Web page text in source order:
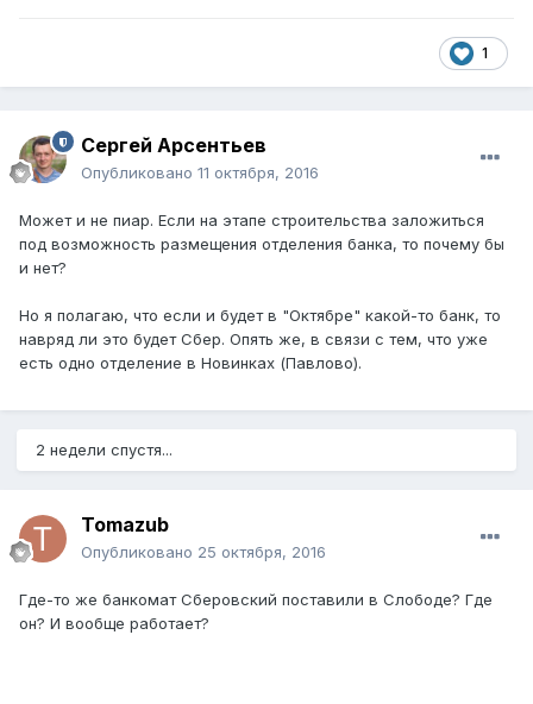
1
Сергей Арсентьев
Опубликовано 11 октября, 2016
Может и не пиар. Если на этапе строительства заложиться
под возможность размещения отделения банка, то почему бы
и нет?
Но я полагаю, что если и будет в "Октябре" какой-то банк, то
навряд ли это будет Сбер. Опять же, в связи с тем, что уже
есть одно отделение в Новинках (Павлово).
2 недели спустя...
Tomazub
Опубликовано 25 октября, 2016
Где-то же банкомат Сберовский поставили в Слободе? Где
он? И вообще работает?